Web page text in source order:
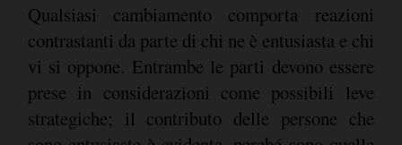
Qualsiasi cambiamento comporta reazioni
contrastanti da parte di chi ne è entusiasta e chi
vi si oppone. Entrambe le parti devono essere
prese in considerazioni come possibili leve
strategiche; il contributo delle persone che